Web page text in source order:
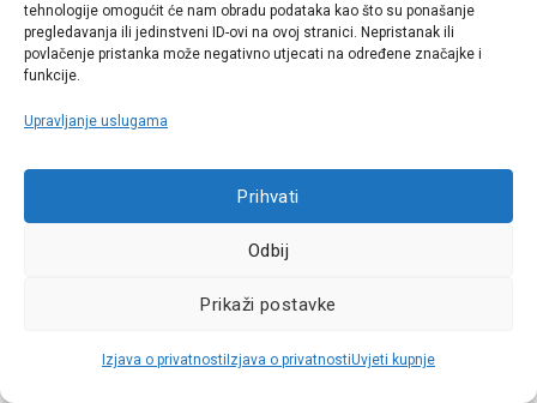
tehnologije omogućit će nam obradu podataka kao što su ponašanje
pregledavanja ili jedinstveni ID-ovi na ovoj stranici. Nepristanak ili
povlačenje pristanka može negativno utjecati na određene značajke i
funkcije.
Upravljanje uslugama
Prihvati
Odbij
Prikaži postavke
Izjava o privatnosti Izjava o privatnostiUvjeti kupnje
zamašnjaka i zupčanika 0-102 mm